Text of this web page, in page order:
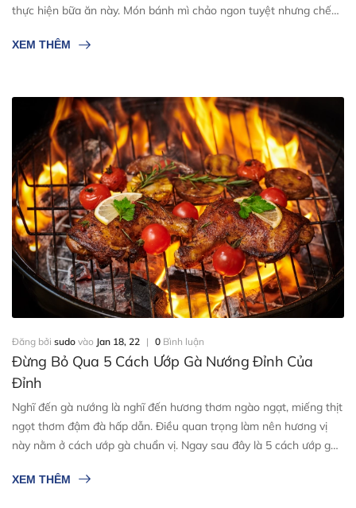
thực hiện bữa ăn này. Món bánh mì chảo ngon tuyệt nhưng chế
hiện món bánh mì chảo tự làm như thế nào? Ngay sau đây ...
XEM THÊM
Đăng bởi sudo vào Jan 18, 22 | 0 Bình luận
Đừng Bỏ Qua 5 Cách Ướp Gà Nướng Đỉnh Của
Đỉnh
Nghĩ đến gà nướng là nghĩ đến hương thơm ngào ngạt, miếng thịt
ngọt thơm đậm đà hấp dẫn. Điều quan trọng làm nên hương vị
này nằm ở cách ướp gà chuẩn vị. Ngay sau đây là 5 cách ướp gà
XEM THÊM